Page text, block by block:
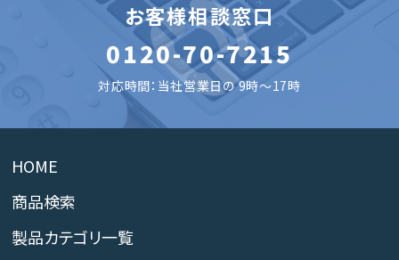
お客様相談窓口
0120-70-7215
対応時間：当社営業日の 9時～17時
HOME
商品検索
製品カテゴリ一覧